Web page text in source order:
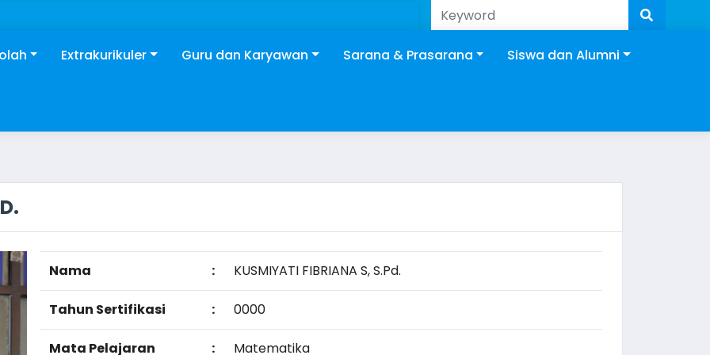
Extrakurikuler Guru dan Karyawan Sarana & Prasarana Siswa dan Alumni
Nama : KUSMIYATI FIBRIANA S, S.Pd.
Tahun Sertifikasi : 0000
Mata Pelajaran : Matematika